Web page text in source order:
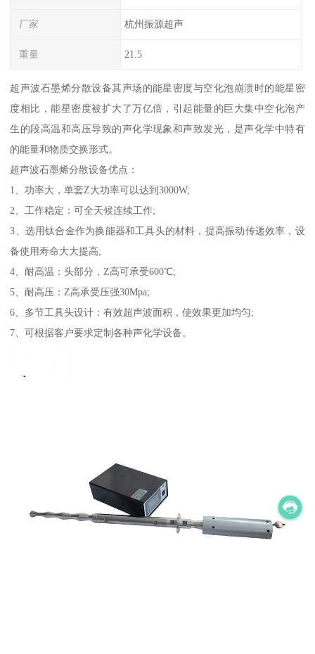
厂家 杭州振源超声
重量 21.5
超声波石墨烯分散设备其声场的能星密度与空化泡崩溃时的能星密
度相比，能星密度被扩大了万亿倍，引起能量的巨大集中空化泡产
生的段高温和高压导致的声化学现象和声致发光，是声化学中特有
的能量和物质交换形式。
超声波石墨烯分散设备优点：
1、功率大，单套Z大功率可以达到3000W;
2、工作稳定：可全天候连续工作;
3、选用钛合金作为换能器和工具头的材料，提高振动传递效率，设
备使用寿命大大提高;
4、耐高温：头部分，Z高可承受600℃;
5、耐高压：Z高承受压强30Mpa;
6、多节工具头设计：有效超声波面积，使效果更加均匀;
7、可根据客户要求定制各种声化学设备。